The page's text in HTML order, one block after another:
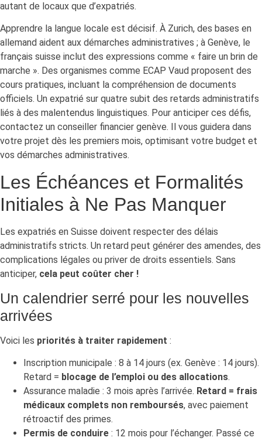
autant de locaux que d’expatriés.
Apprendre la langue locale est décisif. À Zurich, des bases en
allemand aident aux démarches administratives ; à Genève, le
français suisse inclut des expressions comme « faire un brin de
marche ». Des organismes comme ECAP Vaud proposent des
cours pratiques, incluant la compréhension de documents
officiels. Un expatrié sur quatre subit des retards administratifs
liés à des malentendus linguistiques. Pour anticiper ces défis,
contactez un conseiller financier genève. Il vous guidera dans
votre projet dès les premiers mois, optimisant votre budget et
vos démarches administratives.
Les Échéances et Formalités
Initiales à Ne Pas Manquer
Les expatriés en Suisse doivent respecter des délais
administratifs stricts. Un retard peut générer des amendes, des
complications légales ou priver de droits essentiels. Sans
anticiper, cela peut coûter cher !
Un calendrier serré pour les nouvelles
arrivées
Voici les priorités à traiter rapidement :
Inscription municipale : 8 à 14 jours (ex. Genève : 14 jours).
Retard = blocage de l’emploi ou des allocations.
Assurance maladie : 3 mois après l’arrivée. Retard = frais
médicaux complets non remboursés, avec paiement
rétroactif des primes.
Permis de conduire : 12 mois pour l’échanger. Passé ce